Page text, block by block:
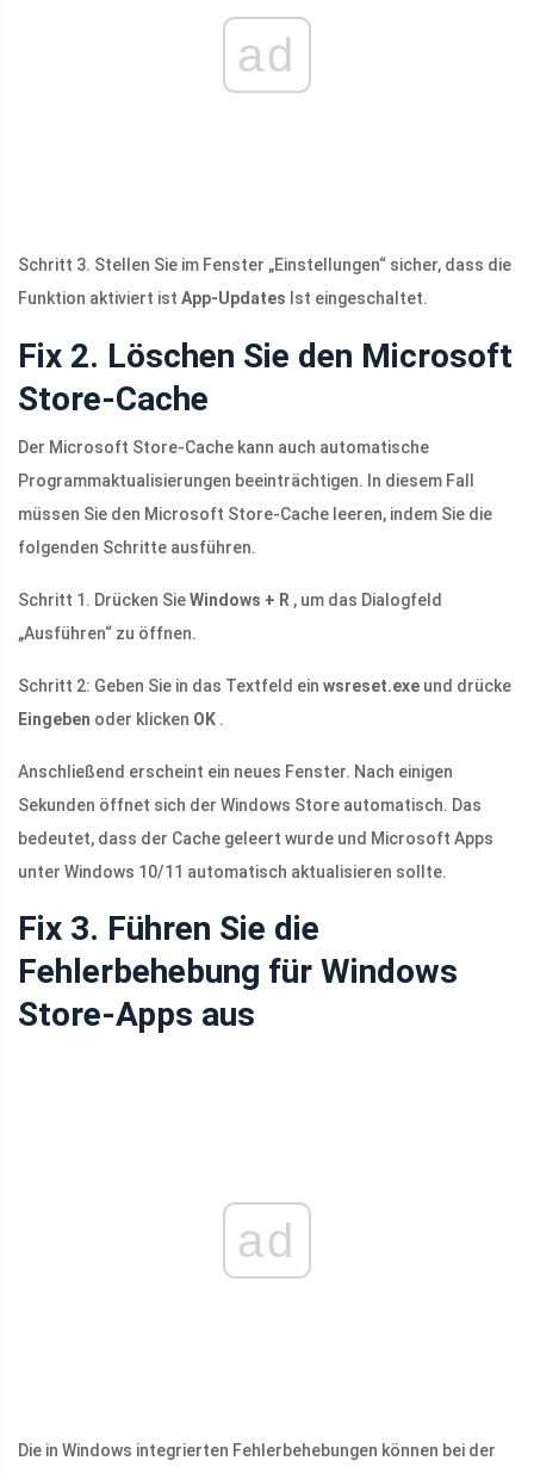
ad
Schritt 3. Stellen Sie im Fenster „Einstellungen“ sicher, dass die
Funktion aktiviert ist App-Updates Ist eingeschaltet.
Fix 2. Löschen Sie den Microsoft
Store-Cache
Der Microsoft Store-Cache kann auch automatische
Programmaktualisierungen beeinträchtigen. In diesem Fall
müssen Sie den Microsoft Store-Cache leeren, indem Sie die
folgenden Schritte ausführen.
Schritt 1. Drücken SieWindows + R , um das Dialogfeld
„Ausführen“ zu öffnen.
Schritt 2: Geben Sie in das Textfeld ein wsreset.exe und drücke
Eingeben oder klicken OK .
Anschließend erscheint ein neues Fenster. Nach einigen
Sekunden öffnet sich der Windows Store automatisch. Das
bedeutet, dass der Cache geleert wurde und Microsoft Apps
unter Windows 10/11 automatisch aktualisieren sollte.
Fix 3. Führen Sie die
Fehlerbehebung für Windows
Store-Apps aus
ad
Die in Windows integrierten Fehlerbehebungen können bei der